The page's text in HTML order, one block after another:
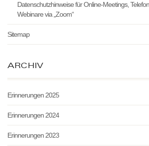
Datenschutzhinweise für Online-Meetings,
Webinare via „Zoom“
Sitemap
ARCHIV
Erinnerungen 2025
Erinnerungen 2024
Erinnerungen 2023